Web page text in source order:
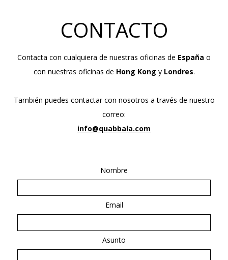
CONTACTO
Contacta con cualquiera de nuestras oficinas de España o
con nuestras oficinas de Hong Kong y Londres.
También puedes contactar con nosotros a través de nuestro
correo:
info@quabbala.com
Nombre
Email
Asunto